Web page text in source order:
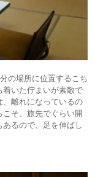
の場所に位置するこち
着いた佇まいが素敵で
離れになっているの
そ、旅先でぐらい開
るので、足を伸ばし